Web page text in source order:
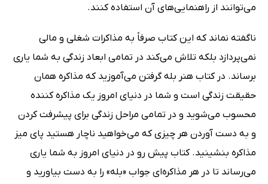
می‌توانند از راهنمایی‌های آن استفاده کنند.
ناگفته نماند که این کتاب صرفاً به مذاکرات شغلی و مالی
نمی‌پردازد بلکه تلاش می‌کند در تمامی ابعاد زندگی به شما یاری
برساند. در کتاب هنر بله گرفتن می‌آموزید که مذاکره همان
حقیقت زندگی است و شما در دنیای امروز یک مذاکره کننده
محسوب می‌شوید و در تمامی مراحل زندگی برای پیشرفت کردن
و به دست آوردن هر چیزی که می‌خواهید ناچار هستید پای میز
مذاکره بنشینید. کتاب پیش رو در دنیای امروز به شما یاری
می‌رساند تا در هر مذاکره‌ای جواب «بله» را به دست بیاورید و